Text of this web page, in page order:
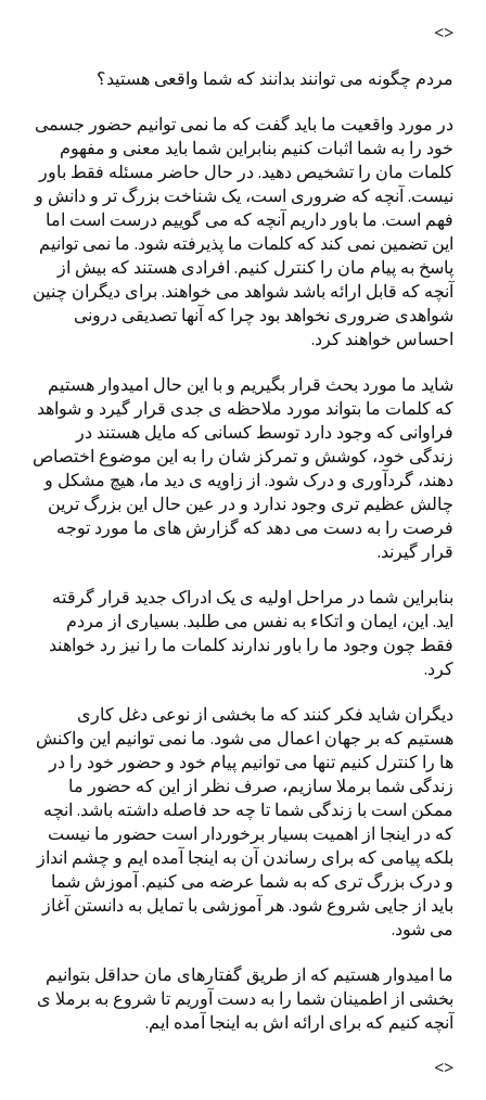
<>
مردم چگونه می توانند بدانند که شما واقعی هستید؟
در مورد واقعیت ما باید گفت که ما نمی توانیم حضور جسمی
خود را به شما اثبات کنیم بنابراین شما باید معنی و مفهوم
کلمات مان را تشخیص دهید. در حال حاضر مسئله فقط باور
نیست. آنچه که ضروری است، یک شناخت بزرگ تر و دانش و
فهم است. ما باور داریم آنچه که می گوییم درست است اما
این تضمین نمی کند که کلمات ما پذیرفته شود. ما نمی توانیم
پاسخ به پیام مان را کنترل کنیم. افرادی هستند که بیش از
آنچه که قابل ارائه باشد شواهد می خواهند. برای دیگران چنین
شواهدی ضروری نخواهد بود چرا که آنها تصدیقی درونی
احساس خواهند کرد.
شاید ما مورد بحث قرار بگیریم و با این حال امیدوار هستیم
که کلمات ما بتواند مورد ملاحظه ی جدی قرار گیرد و شواهد
فراوانی که وجود دارد توسط کسانی که مایل هستند در
زندگی خود، کوشش و تمرکز شان را به این موضوع اختصاص
دهند، گردآوری و درک شود. از زاویه ی دید ما، هیچ مشکل و
چالش عظیم تری وجود ندارد و در عین حال این بزرگ ترین
فرصت را به دست می دهد که گزارش های ما مورد توجه
قرار گیرند.
بنابراین شما در مراحل اولیه ی یک ادراک جدید قرار گرقته
اید. این، ایمان و اتکاء به نفس می طلبد. بسیاری از مردم
فقط چون وجود ما را باور ندارند کلمات ما را نیز رد خواهند
کرد.
دیگران شاید فکر کنند که ما بخشی از نوعی دغل کاری
هستیم که بر جهان اعمال می شود. ما نمی توانیم این واکنش
ها را کنترل کنیم تنها می توانیم پیام خود و حضور خود را در
زندگی شما برملا سازیم، صرف نظر از این که حضور ما
ممکن است با زندگی شما تا چه حد فاصله داشته باشد. انچه
که در اینجا از اهمیت بسیار برخوردار است حضور ما نیست
بلکه پیامی که برای رساندن آن به اینجا آمده ایم و چشم انداز
و درک بزرگ تری که به شما عرضه می کنیم. آموزش شما
باید از جایی شروع شود. هر آموزشی با تمایل به دانستن آغاز
می شود.
ما امیدوار هستیم که از طریق گفتارهای مان حداقل بتوانیم
بخشی از اطمینان شما را به دست آوریم تا شروع به برملا ی
آنچه کنیم که برای ارائه اش به اینجا آمده ایم.
<>